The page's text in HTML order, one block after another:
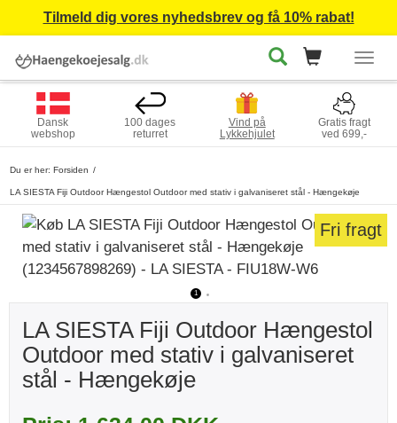
Tilmeld dig vores nyhedsbrev og få 10% rabat!
Dansk
webshop
100 dages
returret
Vind på
Lykkehjulet
Gratis fragt
ved 699,-
Du er her: Forsiden
LA SIESTA Fiji Outdoor Hængestol Outdoor med stativ i galvaniseret stål - Hængekøje
1
Fri fragt
LA SIESTA Fiji Outdoor Hængestol
Outdoor med stativ i galvaniseret
stål - Hængekøje